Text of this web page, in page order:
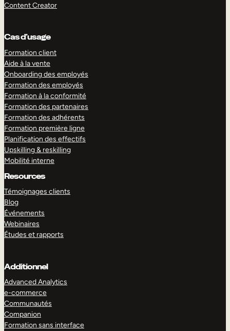
Content Creator
Cas d’usage
Formation client
Aide à la vente
Onboarding des employés
Formation des employés
Formation à la conformité
Formation des partenaires
Formation des adhérents
Formation première ligne
Planification des effectifs
Upskilling & reskilling
Mobilité interne
Resources
Témoignages clients
Blog
Événements
Webinaires
Études et rapports
Additionnel
Advanced Analytics
e-commerce
Communautés
Companion
Formation sans interface